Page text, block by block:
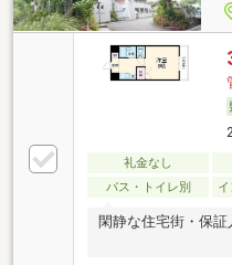
礼金なし
バス・トイレ別
閑静な住宅街・保